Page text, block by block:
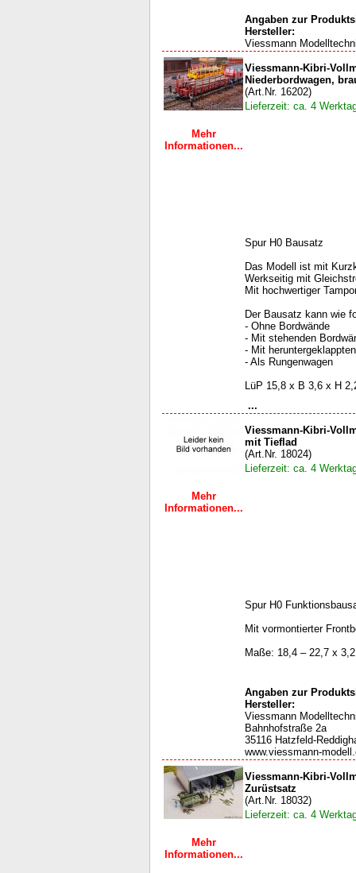
Angaben zur
Hersteller:
Viessmann
Mehr
Informationen...
Viessmann-Kibri-
Niederbordwagen,
(Art.Nr. 16202)
Lieferzeit: ca. 4
Spur H0 Bausatz
Das Modell ist mit
Werkseitig mit
Mit hochwertiger
Der Bausatz kann wie
- Ohne Bordwände
- Mit stehenden
- Mit
- Als Rungenwagen
LüP 15,8 x B 3,6 x H
...
Mehr
Informationen...
Viessmann-Kibri-
mit Tieflad
(Art.Nr. 18024)
Lieferzeit: ca. 4
Spur H0
Mit vormontierter
Maße: 18,4 – 22,7 x
Angaben zur
Hersteller:
Viessmann
Bahnhofstraße 2a
35116 Hatzfeld-
www.viessmann-
Mehr
Informationen...
Viessmann-Kibri-
Zurüstsatz
(Art.Nr. 18032)
Lieferzeit: ca. 4